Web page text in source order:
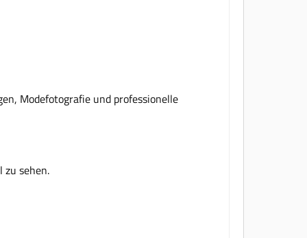
Modefotografie und professionelle
zu sehen.